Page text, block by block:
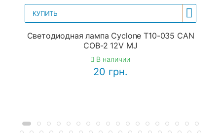
КУПИТЬ
Светодиодная лампа Cyclone T10-035 CAN
COB-2 12V MJ
В наличии
20 грн.